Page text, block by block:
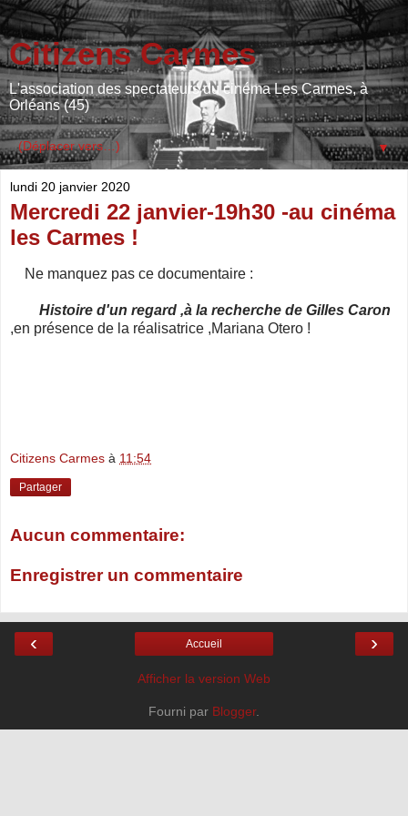
Citizens Carmes
L'association des spectateurs du cinéma Les Carmes, à
Orléans (45)
▼
lundi 20 janvier 2020
Mercredi 22 janvier-19h30 -au cinéma
les Carmes !
Ne manquez pas ce documentaire :
Histoire d'un regard ,à la recherche de Gilles Caron
,en présence de la réalisatrice ,Mariana Otero !
Citizens Carmes à 11:54
Partager
Aucun commentaire:
Enregistrer un commentaire
‹ ›
Accueil
Afficher la version Web
Fourni par Blogger.